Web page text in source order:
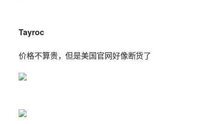
Tayroc
价格不算贵，但是美国官网好像断货了